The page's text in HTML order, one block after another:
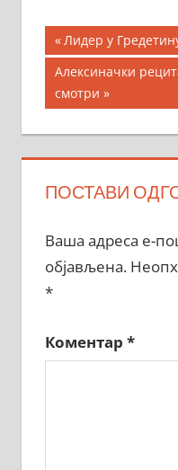
Кретање
чланка
Previous
Post:
Лидер у
Next
Post:
Алексиначки
смотри
ПОСТАВИ
Ваша адреса е-
објављена.
*
Коментар *